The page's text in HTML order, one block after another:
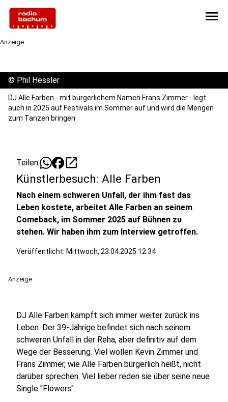
menu
Anzeige
© Phil Hessler
DJ Alle Farben - mit bürgerlichem Namen Frans Zimmer - legt
auch in 2025 auf Festivals im Sommer auf und wird die Mengen
zum Tanzen bringen
Teilen: open_in_new
Künstlerbesuch: Alle Farben
Nach einem schweren Unfall, der ihm fast das
Leben kostete, arbeitet Alle Farben an seinem
Comeback, im Sommer 2025 auf Bühnen zu
stehen. Wir haben ihm zum Interview getroffen.
Veröffentlicht: Mittwoch, 23.04.2025 12:34
Anzeige
DJ Alle Farben kämpft sich immer weiter zurück ins
Leben. Der 39-Jährige befindet sich nach seinem
schweren Unfall in der Reha, aber definitiv auf dem
Wege der Besserung. Viel wollen Kevin Zimmer und
Frans Zimmer, wie Alle Farben bürgerlich heißt, nicht
darüber sprechen. Viel lieber reden sie über seine neue
Single "Flowers".